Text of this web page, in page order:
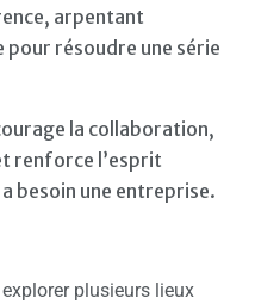
arpentant
résoudre une série
la collaboration,
renforce l’esprit
besoin une entreprise.
plusieurs lieux